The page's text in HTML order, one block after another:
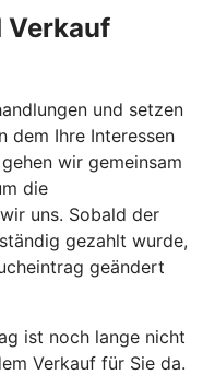
Verkauf
und setzen
dem Ihre Interessen
wir gemeinsam
die
uns. Sobald der
gezahlt wurde,
geändert
ist noch lange nicht
Verkauf für Sie da.